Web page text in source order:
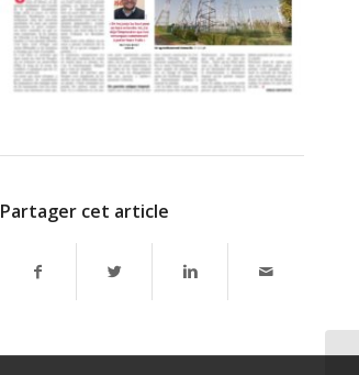
Partager cet article